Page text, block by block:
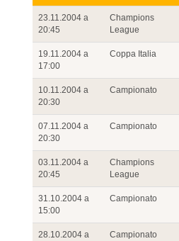
23.11.2004 a
20:45
Champions
League
19.11.2004 a
17:00
Coppa Italia
10.11.2004 a
20:30
Campionato
07.11.2004 a
20:30
Campionato
03.11.2004 a
20:45
Champions
League
31.10.2004 a
15:00
Campionato
28.10.2004 a
Campionato